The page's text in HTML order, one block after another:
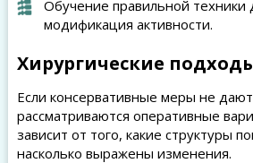
Обучение правильной техники
модификация активности.
Хирургические
Если консервативные меры не
рассматриваются оперативные
зависит от того, какие структуры
насколько выражены изменения.